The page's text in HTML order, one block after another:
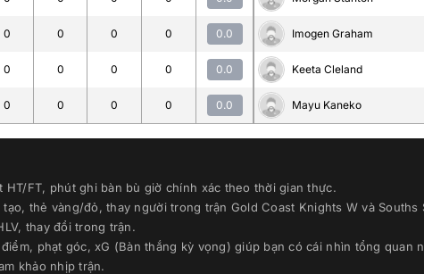
0 0 0 0 0.0
0 0 0 0 0.0
0 0 0 0 0.0
Imogen Graham
Keeta Cleland
Mayu Kaneko
HT/FT, phút ghi bàn bù giờ chính xác theo thời gian thực.
thẻ vàng/đỏ, thay người trong trận Gold Coast Knights W và Souths
thay đổi trong trận.
phạt góc, xG (Bàn thắng kỳ vọng) giúp bạn có cái nhìn tổng quan
khảo nhịp trận.